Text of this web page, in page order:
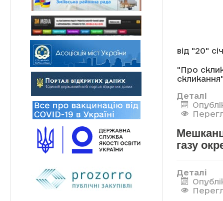
від "20"
"Про
скликання"
Деталі
газу
Деталі